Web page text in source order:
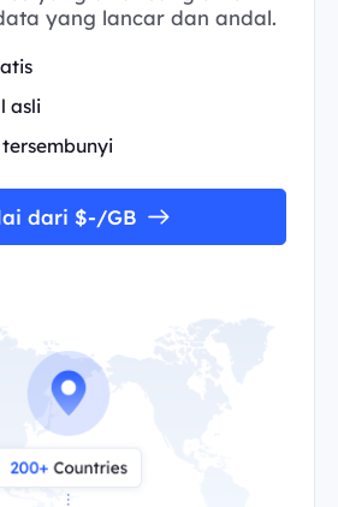
yang lancar dan andal.
asli
dari $-/GB